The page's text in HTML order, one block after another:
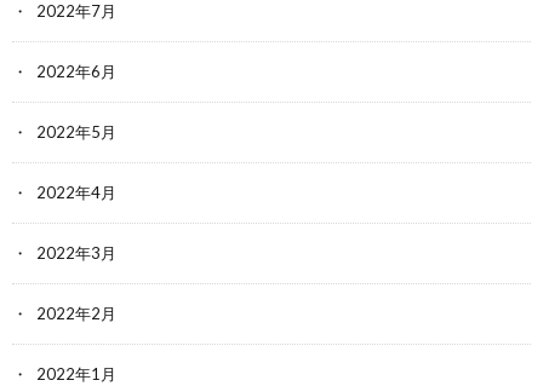
2022年7月
2022年6月
2022年5月
2022年4月
2022年3月
2022年2月
2022年1月